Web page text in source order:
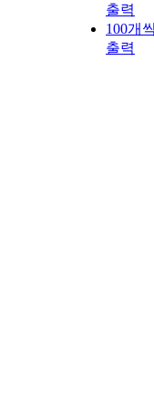
출력
100개
출력